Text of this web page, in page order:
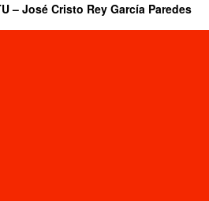
– José Cristo Rey García Paredes